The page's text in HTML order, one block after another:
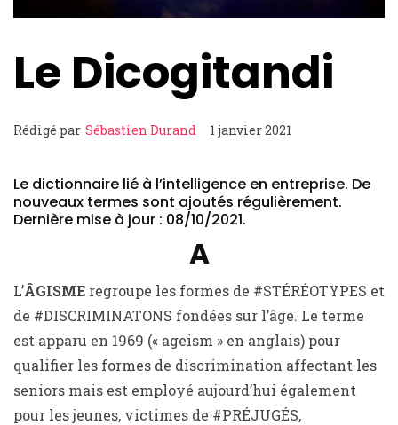
Le Dicogitandi
Rédigé par Sébastien Durand 1 janvier 2021
Le dictionnaire lié à l’intelligence en entreprise. De
nouveaux termes sont ajoutés régulièrement.
Dernière mise à jour : 08/10/2021.
A
L’ÂGISME regroupe les formes de #STÉRÉOTYPES et
de #DISCRIMINATONS fondées sur l’âge. Le terme
est apparu en 1969 (« ageism » en anglais) pour
qualifier les formes de discrimination affectant les
seniors mais est employé aujourd’hui également
pour les jeunes, victimes de #PRÉJUGÉS,